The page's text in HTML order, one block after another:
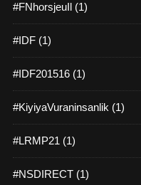
#FNhorsjeuIl (1)
#IDF (1)
#IDF201516 (1)
#KiyiyaVuraninsanlik (1)
#LRMP21 (1)
#NSDIRECT (1)